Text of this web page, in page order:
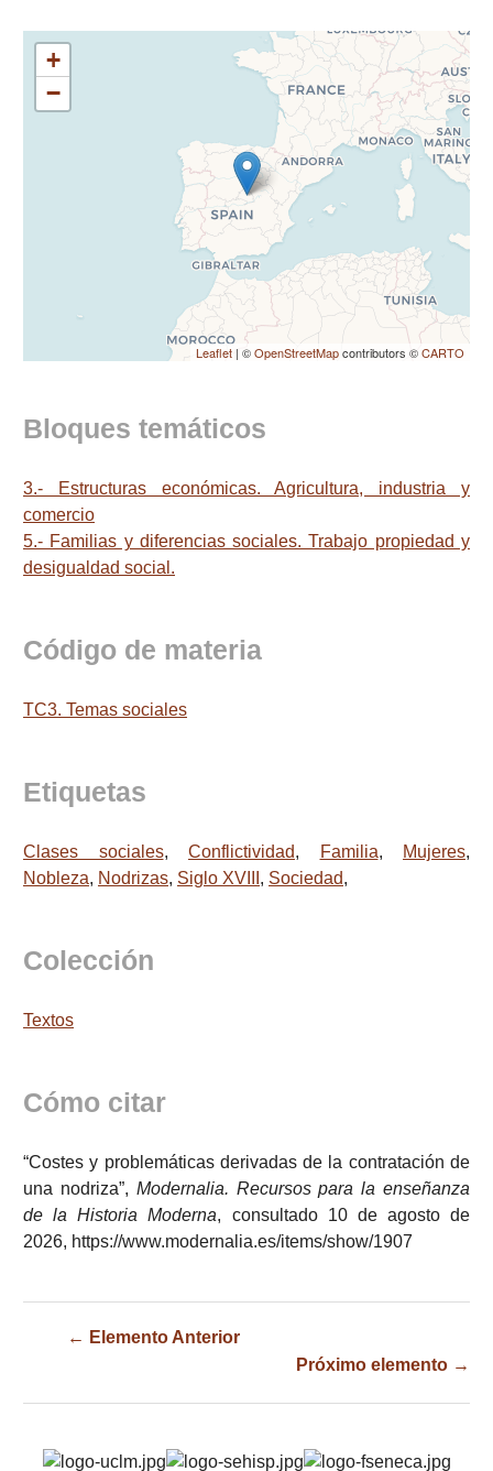
+
−
Leaflet | ©OpenStreetMapcontributors ©CARTO
Bloques temáticos
3.- Estructuras económicas. Agricultura, industria y
comercio
5.- Familias y diferencias sociales. Trabajo propiedad y
desigualdad social.
Código de materia
TC3. Temas sociales
Etiquetas
Clases sociales, Conflictividad, Familia, Mujeres,
Nobleza, Nodrizas, Siglo XVIII , Sociedad,
Colección
Textos
Cómo citar
“Costes y problemáticas derivadas de la contratación de
una nodriza”, Modernalia. Recursos para la enseñanza
de la Historia Moderna, consultado 10 de agosto de
2026, https://www.modernalia.es/items/show/1907
← Elemento Anterior
Próximo elemento →